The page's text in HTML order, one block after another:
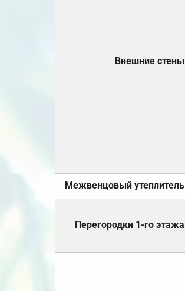
Внешние стены
Межвенцовый утеплитель
Перегородки 1-го этажа